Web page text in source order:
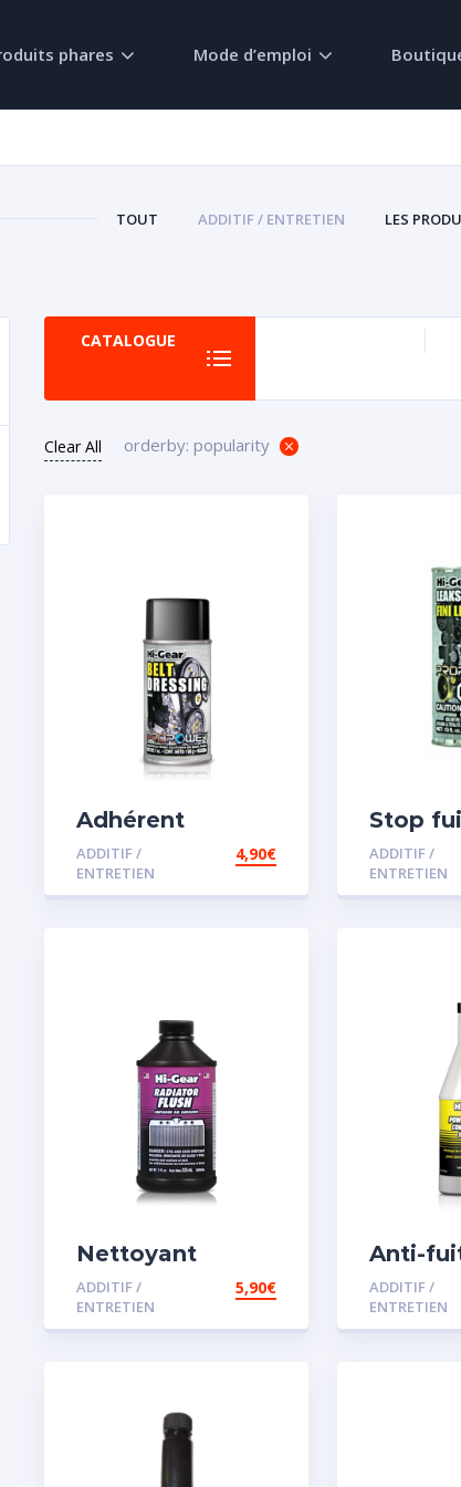
phares Mode d’emploi
TOUT ADDITIF / ENTRETIEN LES
CATALOGUE
Clear All orderby: popularity
Adhérent
courroie
ADDITIF /
ENTRETIEN
4,90€
Stop
moteur
ADDITIF /
ENTRETIEN
Nettoyant
radiateur
ADDITIF /
ENTRETIEN
5,90€
Anti-
direction
ADDITIF /
ENTRETIEN